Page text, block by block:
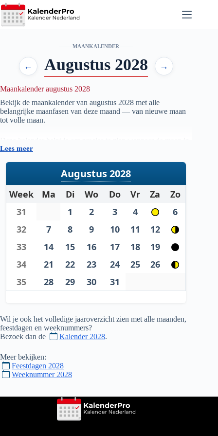
Ga
naar
de
MAANKALENDER
← Augustus 2028 →
Maankalender augustus 2028
Bekijk de maankalender van augustus 2028 met alle
belangrijke maanfasen van deze maand — van nieuwe maan
tot volle maan.
Deze kalender helpt je om precies te zien wanneer de maan in
welke fase staat, handig voor iedereen die geïnteresseerd is in
weten wanneer de volgende volle maan zichtbaar is.
De gegevens worden automatisch bijgewerkt en zijn
gebaseerd op betrouwbare astronomische berekeningen. Zo
maand.
Lees meer
Augustus 2028
Week Ma Di Wo Do Vr Za
Zo
31
1 2 3 4
6
32
7 8 9 10 11
12
33
14 15 16 17 18
19
34
21 22 23 24 25
26
35
28 29 30 31
Wil je ook het volledige jaaroverzicht zien met alle maanden,
feestdagen en weeknummers?
Bezoek dan de
Kalender 2028.
Meer bekijken:
Feestdagen 2028
Weeknummer 2028